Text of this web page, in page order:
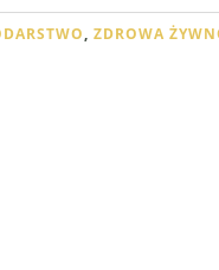
,ZDROWA